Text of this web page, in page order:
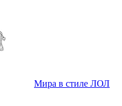
Мира в стиле ЛОЛ